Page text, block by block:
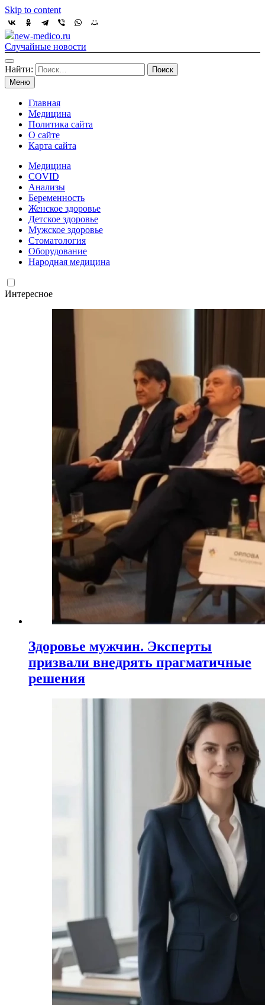
Skip to content
new-medico.ru
Случайные новости
Найти:
Меню
Главная
Медицина
Политика сайта
О сайте
Карта сайта
Медицина
COVID
Анализы
Беременность
Женское здоровье
Детское здоровье
Мужское здоровье
Стоматология
Оборудование
Народная медицина
Интересное
Здоровье мужчин. Эксперты
призвали внедрять прагматичные
решения